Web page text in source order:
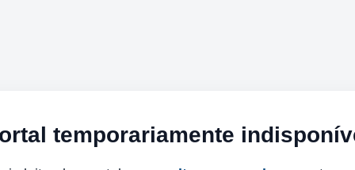
temporariamente